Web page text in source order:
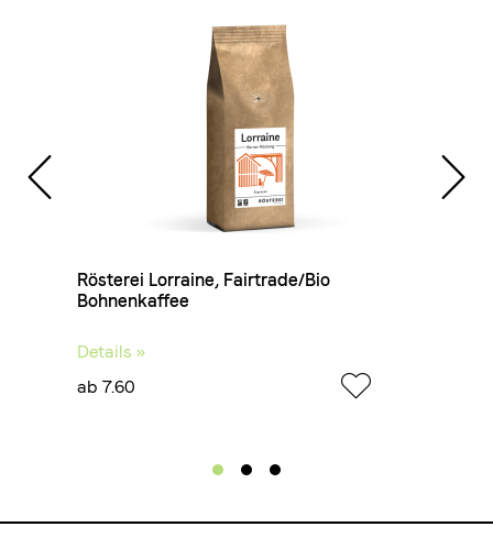
Rösterei Lorraine, Fairtrade/Bio
Bohnenkaffee
Details »
ab 7.60